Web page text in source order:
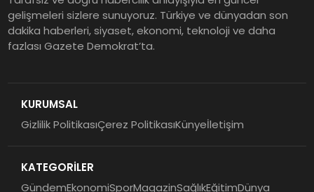
gelişmeleri sizlere sunuyoruz. Türkiye ve dünyadan son
dakika haberleri, siyaset, ekonomi, teknoloji ve daha
fazlası Gazete Demokrat’ta.
KURUMSAL
Gizlilik PolitikasıÇerez PolitikasıKünyeİletişim
KATEGORİLER
GündemEkonomiSporMagazinSağlıkEğitimDünya